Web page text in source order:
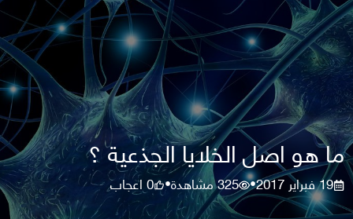
ما هو اصل الخلايا الجذعية ؟
19 فبراير 2017 •
325مشاهدة•
0اعجاب